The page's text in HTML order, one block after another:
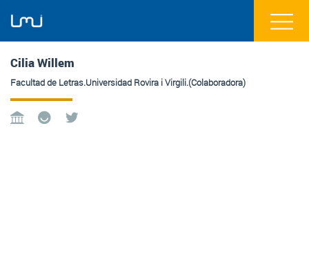
Cilia Willem
Facultad de Letras.Universidad Rovira i Virgili.(Colaboradora)